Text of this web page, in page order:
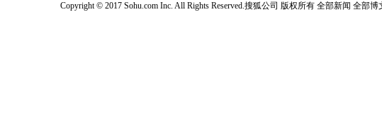
Copyright © 2017 Sohu.com Inc. All Rights Reserved.搜狐公司 版权所有 全部新闻 全部博